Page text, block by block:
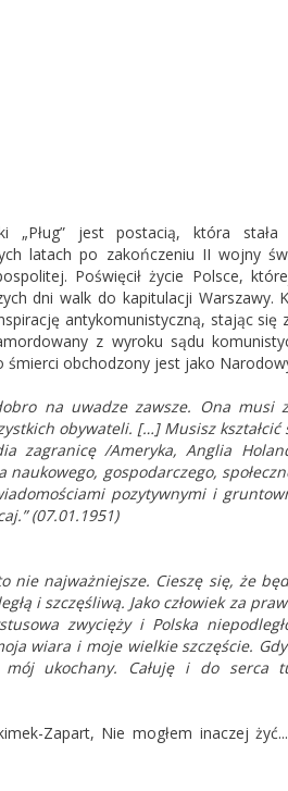
„Pług” jest postacią, która
latach po zakończeniu II wojny
Poświęcił życie Polsce,
dni walk do kapitulacji Warszawy.
antykomunistyczną, stając
z wyroku sądu
śmierci obchodzony jest jako
na uwadze zawsze. Ona musi
obywateli. […] Musisz kształcić
zagranicę /Ameryka, Anglia
naukowego, gospodarczego,
pozytywnymi i
(07.01.1951)
nie najważniejsze. Cieszę się, że
i szczęśliwą. Jako człowiek za
zwycięży i Polska
wiara i moje wielkie szczęście.
ukochany. Całuję i do serca
Zapart, Nie mogłem inaczej